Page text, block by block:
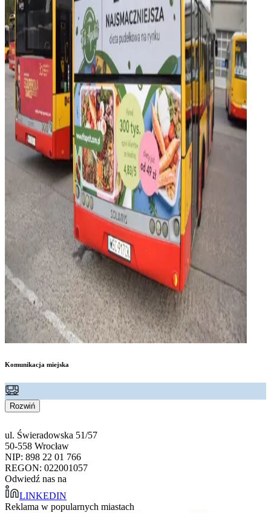
Komunikacja miejska
Rozwiń
ul. Świeradowska 51/57
50-558 Wrocław
NIP: 898 22 01 766
REGON: 022001057
Odwiedź nas na
LINKEDIN
Reklama w popularnych miastach